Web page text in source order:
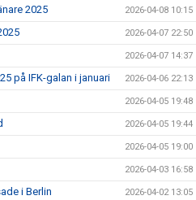
2025 2026-04-08 10:15
2026-04-07 22:50
2026-04-07 14:37
på IFK-galan i januari 2026-04-06 22:13
2026-04-05 19:48
2026-04-05 19:44
2026-04-05 19:00
2026-04-03 16:58
i Berlin 2026-04-02 13:05